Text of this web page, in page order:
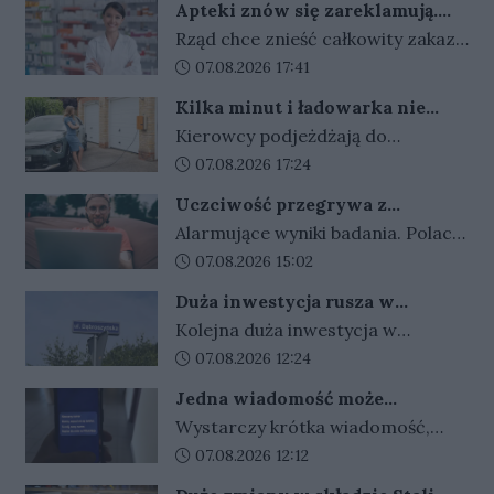
zakazu prowadzenia auta i
recydywę po alkoholu ma grozić
bezwzględne więzienie.
Apteki znów się zareklamują.
Ale nie bez ograniczeń
Rząd chce znieść całkowity zakaz
reklamy aptek. Nadal jednak
lojalnościowe, presja zakupowa i
udział dzieci.
Data dodania artykułu:
07.08.2026 17:41
Kilka minut i ładowarka nie
działa. Złodzieje znaleźli sposób
na szybki zarobek kosztem
kierowców
Kierowcy podjeżdżają do
ładowarek i zamiast przewodów
kabli stają się plagą, a straty
operatorów sięgają dziesiątek
tysięcy złotych.
Data dodania artykułu:
07.08.2026 17:24
Uczciwość przegrywa z
pieniędzmi. Tak tłumaczymy
finansowe przekręty
Alarmujące wyniki badania. Polacy
coraz częściej przymykają oko na
zadłużeni najłatwiej
usprawiedliwiają nieuczciwe
zachowania.
Data dodania artykułu:
07.08.2026 15:02
Duża inwestycja rusza w
Gorzowie. Umowa podpisana,
czas na prace
Kolejna duża inwestycja w
Gorzowie jest coraz bliżej
rozstrzygnięty, umowy z
wykonawcą są już podpisane, a
teraz trwają przygotowania do
przekazania placów budowy.
Data dodania artykułu:
07.08.2026 12:24
Jedna wiadomość może
kosztować tysiące złotych.
Oszuści wykorzystują
wakacyjne wyjazdy
Wystarczy krótka wiadomość,
kilka zdań napisanych w
Data dodania artykułu:
07.08.2026 12:12